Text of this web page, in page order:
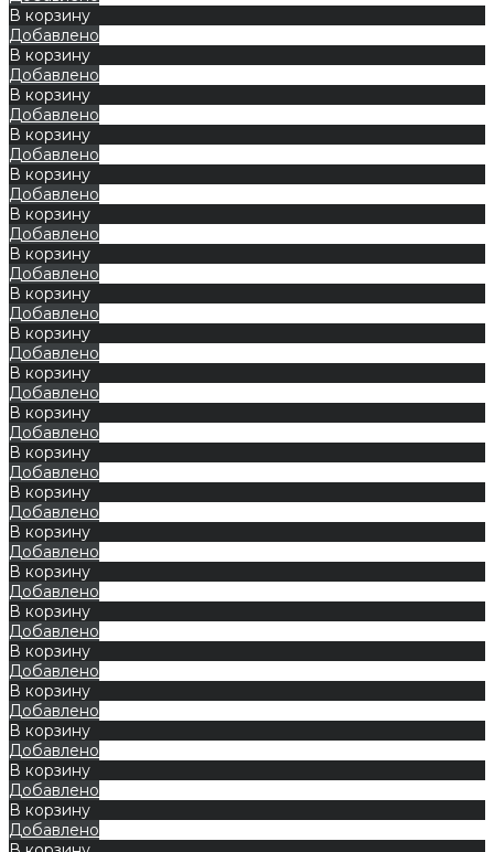
В корзину
Добавлено
В корзину
Добавлено
В корзину
Добавлено
В корзину
Добавлено
В корзину
Добавлено
В корзину
Добавлено
В корзину
Добавлено
В корзину
Добавлено
В корзину
Добавлено
В корзину
Добавлено
В корзину
Добавлено
В корзину
Добавлено
В корзину
Добавлено
В корзину
Добавлено
В корзину
Добавлено
В корзину
Добавлено
В корзину
Добавлено
В корзину
Добавлено
В корзину
Добавлено
В корзину
Добавлено
В корзину
Добавлено